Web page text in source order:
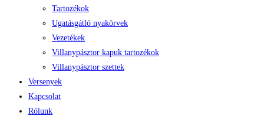
Tartozékok
Ugatásgátló nyakörvek
Vezetékek
Villanypásztor kapuk tartozékok
Villanypásztor szettek
Versenyek
Kapcsolat
Rólunk